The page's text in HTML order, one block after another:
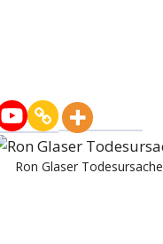
Ron Glaser Todesursache